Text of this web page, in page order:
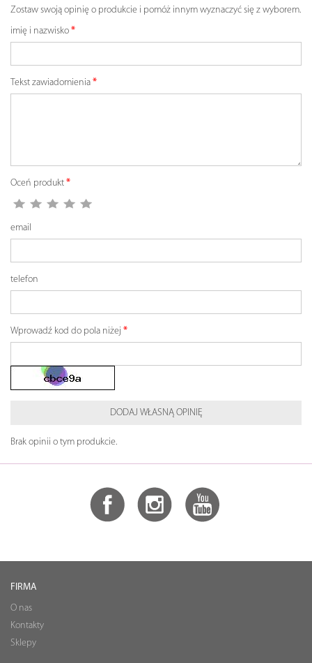
Zostaw swoją opinię o produkcie i pomóż innym wyznaczyć się z wyborem.
imię i nazwisko
Tekst zawiadomienia
Oceń produkt
email
telefon
Wprowadź kod do pola niżej
DODAJ WŁASNĄ OPINIĘ
Brak opinii o tym produkcie.
FIRMA
O nas
Kontakty
Sklepy